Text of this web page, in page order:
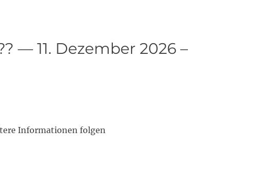
— 11. Dezember 2026 –
Informationen folgen